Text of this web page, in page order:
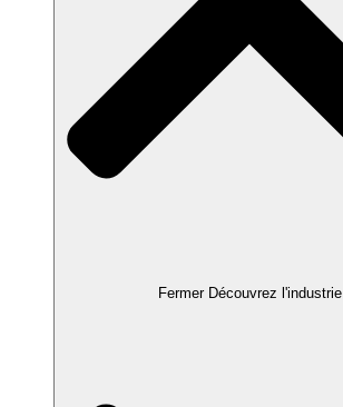
Fermer Découvrez l'industrie